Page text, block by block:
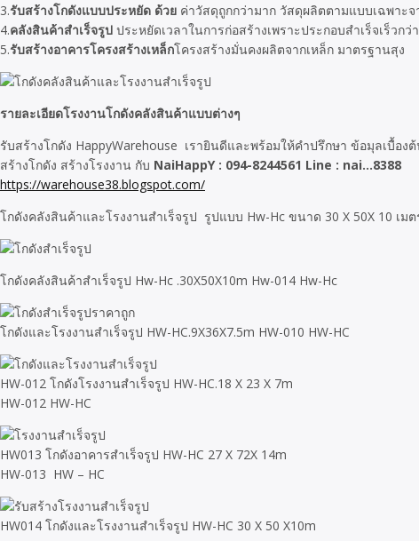
3.รับสร้างโกดังแบบประหยัด ด้วย ค่าวัสดุถูกกว่ามาก วัสดุผลิตตามแบบเฉพาะจ
4.คลังสินค้าสำเร็จรูป ประหยัดเวลาในการก่อสร้างเพราะประกอบสำเร็จเร็วกว่
5.รับสร้างอาคารโครงสร้างเหล็กโครงสร้างมั่นคงผลิตจากเหล็ก มาตรฐานสุง
รายละเอียดโรงงานโกดังคลังสินค้าแบบต่างๆ
รับสร้างโกดัง HappyWarehouse เรายินดีและพร้อมให้คำปรึกษา ข้อมุลเบื้
สร้างโกดัง สร้างโรงงาน กับ NaiHappY : 094-8244561 Line : nai…8388
https://warehouse38.blogspot.com/
โกดังคลังสินค้าและโรงงานสำเร็จรูป รูปแบบ Hw-Hc ขนาด 30 X 50X 10 เมต
โกดังคลังสินค้าสำเร็จรูป Hw-Hc .30X50X10m Hw-014 Hw-Hc
โกดังและโรงงานสำเร็จรูป HW-HC.9X36X7.5m HW-010 HW-HC
HW-012 โกดังโรงงานสำเร็จรูป HW-HC.18 X 23 X 7m
HW-012 HW-HC
HW013 โกดังอาคารสำเร็จรูป HW-HC 27 X 72X 14m
HW-013 HW – HC
HW014 โกดังและโรงงานสำเร็จรูป HW-HC 30 X 50 X10m